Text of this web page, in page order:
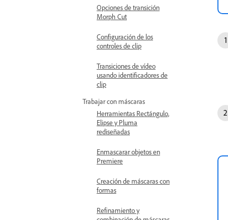
Opciones de transición
Morph Cut
Configuración de los
controles de clip
Transiciones de vídeo
usando identificadores de
clip
Trabajar con máscaras
Herramientas Rectángulo,
Elipse y Pluma
rediseñadas
Enmascarar objetos en
Premiere
Creación de máscaras con
formas
Refinamiento y